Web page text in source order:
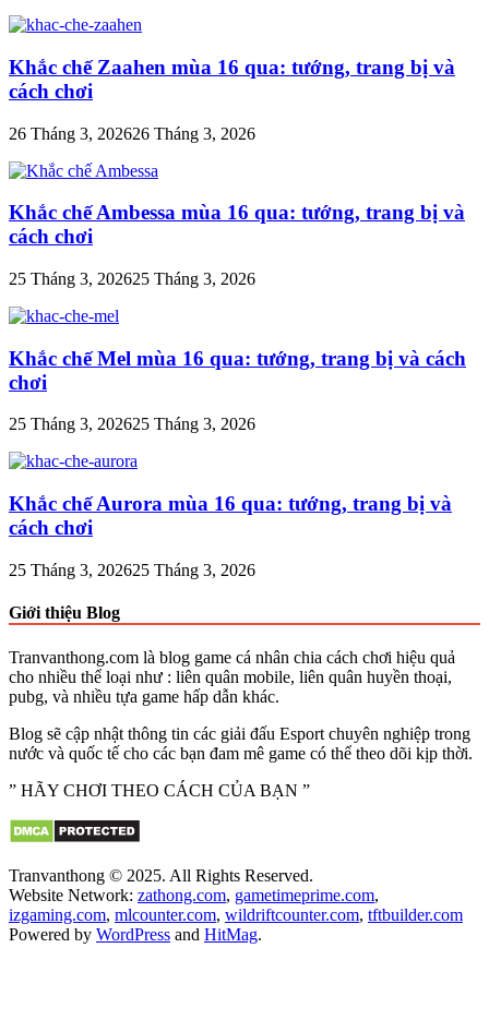
Khắc chế Zaahen mùa 16 qua: tướng, trang bị và
cách chơi
26 Tháng 3, 202626 Tháng 3, 2026
Khắc chế Ambessa mùa 16 qua: tướng, trang bị và
cách chơi
25 Tháng 3, 202625 Tháng 3, 2026
Khắc chế Mel mùa 16 qua: tướng, trang bị và cách
chơi
25 Tháng 3, 202625 Tháng 3, 2026
Khắc chế Aurora mùa 16 qua: tướng, trang bị và
cách chơi
25 Tháng 3, 202625 Tháng 3, 2026
Giới thiệu Blog
Tranvanthong.com là blog game cá nhân chia cách chơi hiệu quả
cho nhiều thể loại như : liên quân mobile, liên quân huyền thoại,
pubg, và nhiều tựa game hấp dẫn khác.
Blog sẽ cập nhật thông tin các giải đấu Esport chuyên nghiệp trong
nước và quốc tế cho các bạn đam mê game có thể theo dõi kịp thời.
” HÃY CHƠI THEO CÁCH CỦA BẠN ”
Tranvanthong © 2025. All Rights Reserved.
Website Network: zathong.com, gametimeprime.com,
izgaming.com, mlcounter.com, wildriftcounter.com, tftbuilder.com
Powered by WordPress and HitMag.